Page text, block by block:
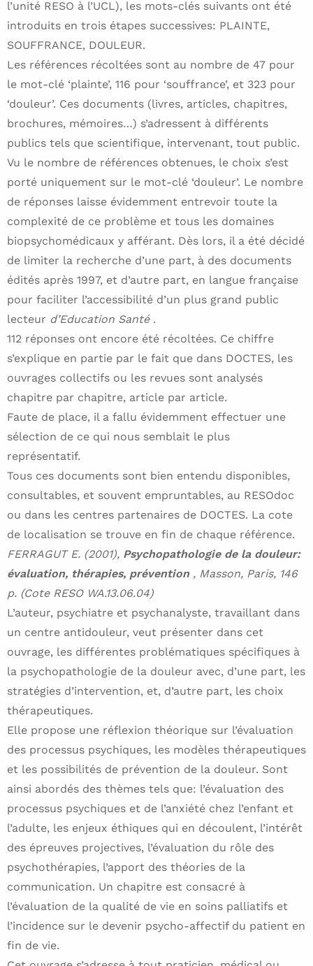
l’unité RESO à l’UCL), les mots-clés suivants ont été
introduits en trois étapes successives: PLAINTE,
SOUFFRANCE, DOULEUR.
Les références récoltées sont au nombre de 47 pour
le mot-clé ‘plainte’, 116 pour ‘souffrance’, et 323 pour
‘douleur’. Ces documents (livres, articles, chapitres,
brochures, mémoires…) s’adressent à différents
publics tels que scientifique, intervenant, tout public.
Vu le nombre de références obtenues, le choix s’est
porté uniquement sur le mot-clé ‘douleur’. Le nombre
de réponses laisse évidemment entrevoir toute la
complexité de ce problème et tous les domaines
biopsychomédicaux y afférant. Dès lors, il a été décidé
de limiter la recherche d’une part, à des documents
édités après 1997, et d’autre part, en langue française
pour faciliter l’accessibilité d’un plus grand public
lecteur d’Education Santé .
112 réponses ont encore été récoltées. Ce chiffre
s’explique en partie par le fait que dans DOCTES, les
ouvrages collectifs ou les revues sont analysés
chapitre par chapitre, article par article.
Faute de place, il a fallu évidemment effectuer une
sélection de ce qui nous semblait le plus
représentatif.
Tous ces documents sont bien entendu disponibles,
consultables, et souvent empruntables, au RESOdoc
ou dans les centres partenaires de DOCTES. La cote
de localisation se trouve en fin de chaque référence.
FERRAGUT E. (2001), Psychopathologie de la douleur:
évaluation, thérapies, prévention , Masson, Paris, 146
p. (Cote RESO WA.13.06.04)
L’auteur, psychiatre et psychanalyste, travaillant dans
un centre antidouleur, veut présenter dans cet
ouvrage, les différentes problématiques spécifiques à
la psychopathologie de la douleur avec, d’une part, les
stratégies d’intervention, et, d’autre part, les choix
thérapeutiques.
Elle propose une réflexion théorique sur l’évaluation
des processus psychiques, les modèles thérapeutiques
et les possibilités de prévention de la douleur. Sont
ainsi abordés des thèmes tels que: l’évaluation des
processus psychiques et de l’anxiété chez l’enfant et
l’adulte, les enjeux éthiques qui en découlent, l’intérêt
des épreuves projectives, l’évaluation du rôle des
psychothérapies, l’apport des théories de la
communication. Un chapitre est consacré à
l’évaluation de la qualité de vie en soins palliatifs et
l’incidence sur le devenir psycho-affectif du patient en
fin de vie.